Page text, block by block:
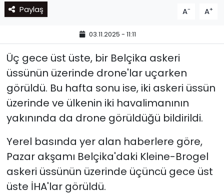
Paylaş A- A+
03.11.2025 - 11:11
Üç gece üst üste, bir Belçika askeri
üssünün üzerinde drone'lar uçarken
görüldü. Bu hafta sonu ise, iki askeri üssün
üzerinde ve ülkenin iki havalimanının
yakınında da drone görüldüğü bildirildi.
Yerel basında yer alan haberlere göre,
Pazar akşamı Belçika'daki Kleine-Brogel
askeri üssünün üzerinde üçüncü gece üst
üste İHA'lar görüldü.